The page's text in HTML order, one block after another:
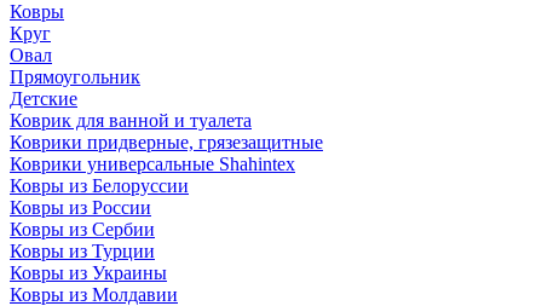
Ковры
Круг
Овал
Прямоугольник
Детские
Коврик для ванной и туалета
Коврики придверные, грязезащитные
Коврики универсальные Shahintex
Ковры из Белоруссии
Ковры из России
Ковры из Сербии
Ковры из Турции
Ковры из Украины
Ковры из Молдавии